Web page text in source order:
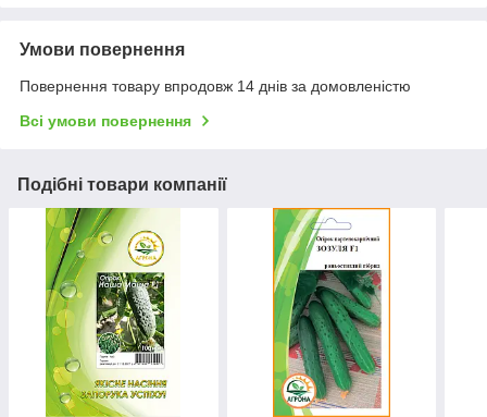
Умови повернення
Повернення товару впродовж 14 днів за домовленістю
Всі умови повернення
Подібні товари компанії